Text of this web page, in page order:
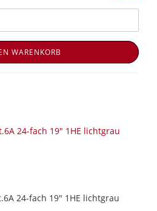
WARENKORB
24-fach 19" 1HE lichtgrau